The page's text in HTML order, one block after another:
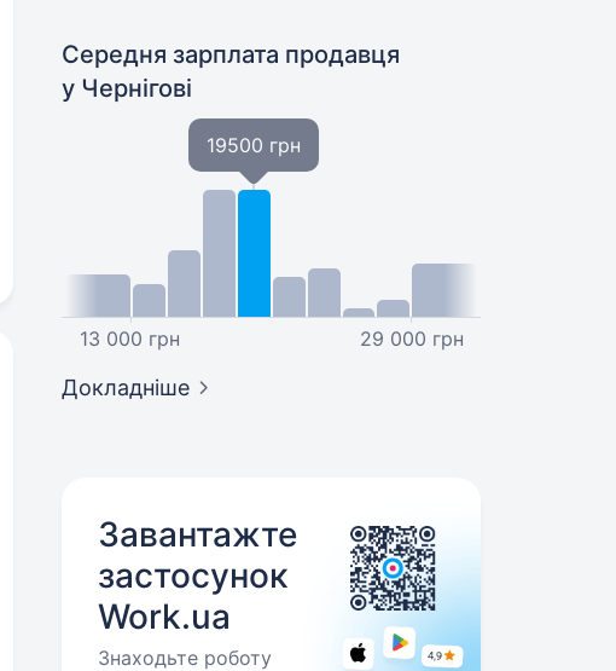
Середня зарплата продавця
у Чернігові
13 000 грн
19500 грн
29 000 грн
Докладніше
Завантажте
застосунок
Work.ua
Знаходьте роботу